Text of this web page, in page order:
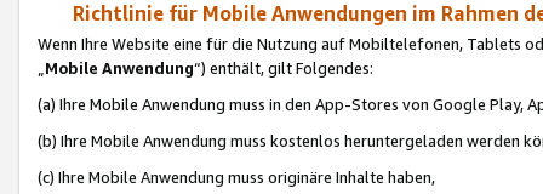
Richtlinie für Mobile Anwendungen im Rahmen
Wenn Ihre Website eine für die Nutzung auf Mobiltelefonen, Tablets
„Mobile Anwendung“) enthält, gilt Folgendes:
(a) Ihre Mobile Anwendung muss in den App-Stores von Google Play,
(b) Ihre Mobile Anwendung muss kostenlos heruntergeladen werden
(c) Ihre Mobile Anwendung muss originäre Inhalte haben,